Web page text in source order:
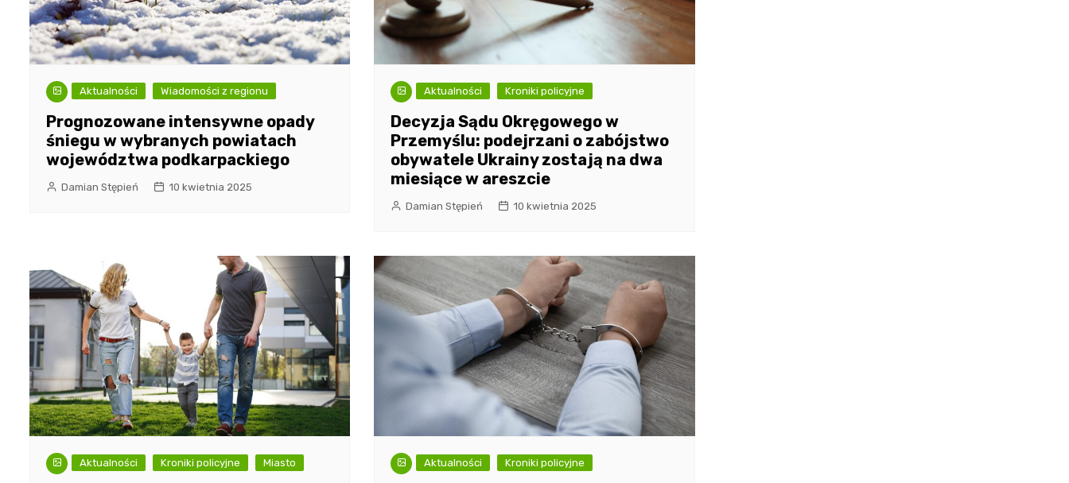
Aktualności Wiadomości z regionu
Prognozowane intensywne opady
śniegu w wybranych powiatach
województwa podkarpackiego
Damian Stępień 10 kwietnia 2025
Aktualności Kroniki policyjne
Decyzja Sądu Okręgowego w
Przemyślu: podejrzani o zabójstwo
obywatele Ukrainy zostają na dwa
miesiące w areszcie
Damian Stępień 10 kwietnia 2025
Aktualności Kroniki policyjne Miasto Aktualności Kroniki policyjne